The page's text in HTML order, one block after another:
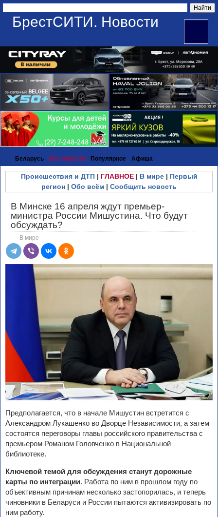
БрестСИТИ. Новости
Беларусь Все новости Популярное Афиша
Происшествия и ДТП| ГЛАВНОЕ| В мире| Первый
регион | Обо всём | Сообщить новость
В Минске 16 апреля ждут премьер-
министра России Мишустина. Что будут
обсуждать?
В мире
Предполагается, что в начале Мишустин встретится с
Александром Лукашенко во Дворце Независимости, а затем
состоятся переговоры главы российского правительства с
премьером Романом Головченко в Национальной
библиотеке.
Ключевой темой для обсуждения станут дорожные
карты по интеграции. Работа по ним в прошлом году по
объективным причинам несколько застопорилась, и теперь
чиновники в Беларуси и России пытаются активизировать по
ним работу.